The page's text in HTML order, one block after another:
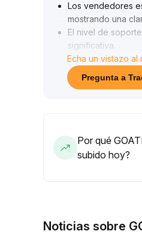
Los vendedores
mostrando una
El nivel de
significativa
Si a corto plazo
referencia: 3%-
Se recomienda
Echa un vistazo
Pregunta a
Por qué
subido hoy?
Noticias sobre